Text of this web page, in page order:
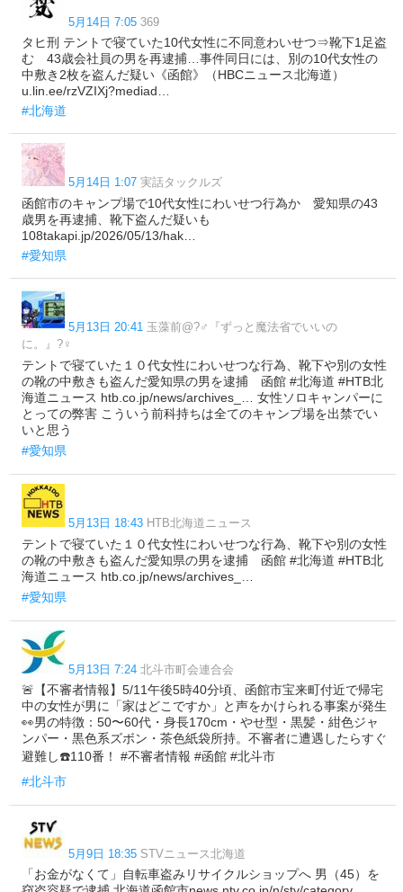
5月14日 7:05 369
タヒ刑 テントで寝ていた10代女性に不同意わいせつ⇒靴下1足盗
む 43歳会社員の男を再逮捕…事件同日には、別の10代女性の
中敷き2枚を盗んだ疑い《函館》（HBCニュース北海道）
u.lin.ee/rzVZIXj?mediad…
#北海道
5月14日 1:07 実話タックルズ
函館市のキャンプ場で10代女性にわいせつ行為か 愛知県の43
歳男を再逮捕、靴下盗んだ疑いも
108takapi.jp/2026/05/13/hak…
#愛知県
5月13日 20:41 玉藻前@?‍♂️『ずっと魔法省でいいの
に。』?‍♀️
テントで寝ていた１０代女性にわいせつな行為、靴下や別の女性
の靴の中敷きも盗んだ愛知県の男を逮捕 函館 #北海道 #HTB北
海道ニュース htb.co.jp/news/archives_… 女性ソロキャンパーに
とっての弊害 こういう前科持ちは全てのキャンプ場を出禁でい
いと思う
#愛知県
5月13日 18:43 HTB北海道ニュース
テントで寝ていた１０代女性にわいせつな行為、靴下や別の女性
の靴の中敷きも盗んだ愛知県の男を逮捕 函館 #北海道 #HTB北
海道ニュース htb.co.jp/news/archives_…
#愛知県
5月13日 7:24 北斗市町会連合会
🚨【不審者情報】5/11午後5時40分頃、函館市宝来町付近で帰宅
中の女性が男に「家はどこですか」と声をかけられる事案が発生
👀男の特徴：50〜60代・身長170cm・やせ型・黒髪・紺色ジャ
ンパー・黒色系ズボン・茶色紙袋所持。不審者に遭遇したらすぐ
避難し☎️110番！ #不審者情報 #函館 #北斗市
#北斗市
5月9日 18:35 STVニュース北海道
「お金がなくて」自転車盗みリサイクルショップへ 男（45）を